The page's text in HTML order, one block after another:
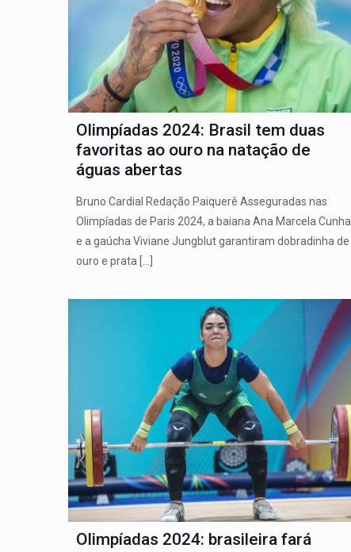
Olimpíadas 2024: Brasil tem duas
favoritas ao ouro na natação de
águas abertas
Bruno Cardial Redação Paiquerê Asseguradas nas
Olimpíadas de Paris 2024, a baiana Ana Marcela Cunha
e a gaúcha Viviane Jungblut garantiram dobradinha de
ouro e prata
Olimpíadas 2024: brasileira fará